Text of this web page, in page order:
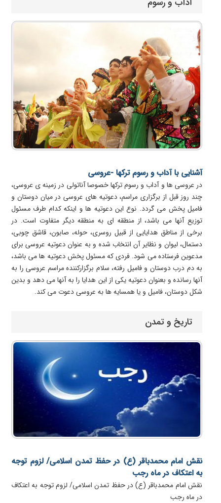
آشنایی با آداب و رسوم ترکها -عروسی
در عروسی ها و آداب و رسوم ترکها خصوصا آناتولی در زمینه ی عروسی،
چند روز قبل از برگزاری مراسم، دعوتیه های عروسی در میان دوستان و
فامیل پخش می گردد. نوع این دعوتیه ها و اینکه کدام طرف مسئول
توزیع آنها می باشد، از منطقه ای به منطقه دیگر متفاوت است. در
برخی از مناطق هدایایی از قبیل روسری، حوله، صابون، قاشق چوبی،
دستمال، لیوان و نظایر آن انتخاب شده و به عنوان دعوتیه عروسی برای
مدعوین فرستاده می شود. فردی که مسئول پخش دعوتیه ها می باشد،
به دم درب دوستان و فامیل رفته، سلام برگزارکننده مراسم عروسی را به
آنها رسانده و بعنوان دعوتیه یکی از این هدایا را به آنها می دهد و بدین
شکل دوستان، فامیل و یا همسایه ها به عروسی دعوت می کند.
تاریخ و تمدن
نقش امام محمدباقر (ع) در حفظ تمدن اسلامی/ لزوم توجه
به اعتکاف در ماه رجب
نقش امام محمدباقر (ع) در حفظ تمدن اسلامی/ لزوم توجه به اعتکاف
در ماه رجب